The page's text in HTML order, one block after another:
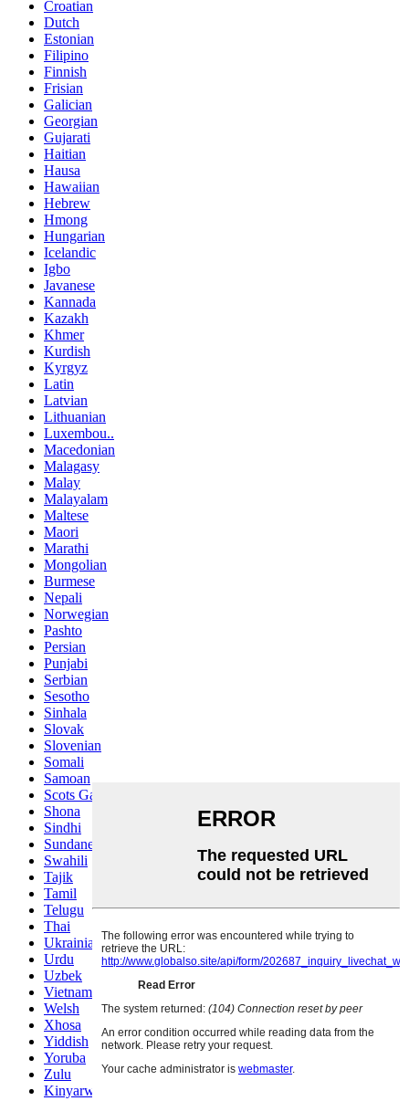
Croatian
Dutch
Estonian
Filipino
Finnish
Frisian
Galician
Georgian
Gujarati
Haitian
Hausa
Hawaiian
Hebrew
Hmong
Hungarian
Icelandic
Igbo
Javanese
Kannada
Kazakh
Khmer
Kurdish
Kyrgyz
Latin
Latvian
Lithuanian
Luxembou..
Macedonian
Malagasy
Malay
Malayalam
Maltese
Maori
Marathi
Mongolian
Burmese
Nepali
Norwegian
Pashto
Persian
Punjabi
Serbian
Sesotho
Sinhala
Slovak
Slovenian
Somali
Samoan
Scots Gaelic
Shona
Sindhi
Sundanese
Swahili
Tajik
Tamil
Telugu
Thai
Ukrainian
Urdu
Uzbek
Vietnamese
Welsh
Xhosa
Yiddish
Yoruba
Zulu
Kinyarwanda